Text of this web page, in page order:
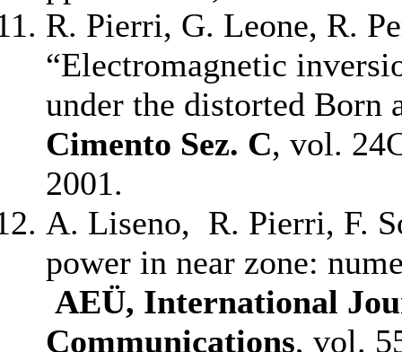
R. Pierri, G. Leone, R.
“Electromagnetic
under the distorted Born
Cimento Sez. C, vol.
2001.
A. Liseno, R. Pierri, F.
power in near zone:
AEÜ, International
Communications, vol.